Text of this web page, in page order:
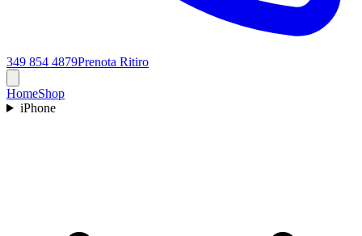
349 854 4879Prenota Ritiro
HomeShop
iPhone